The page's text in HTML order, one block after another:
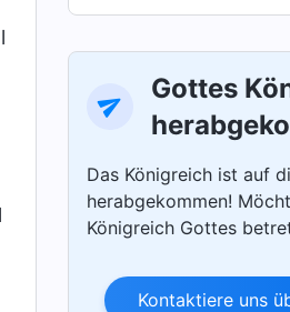
Gottes
Das Königreich ist auf
herabgekommen!
Königreich Gottes
Kontaktiere uns